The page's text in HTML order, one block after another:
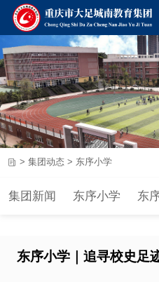
集团新闻 东序小学 东
> 集团动态> 东序小学
东序小学｜追寻校史足